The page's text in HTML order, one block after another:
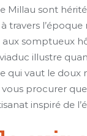
Millau sont
travers
somptueux
illustre
qui vaut le
vous procurer
inspiré de